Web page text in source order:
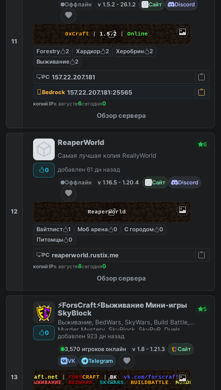
11
Оффлайн
v 1.5.2 - 26.1.2 Сайт Discord
0xCraft | 1.5.2 | Online
Forestry 2 Хардкор 2 Херобрин
2
Выживание
2
PC 157.22.207.181
Bedrock 157.22.207.181:25565
копий IPв августе6сегодня0
Обзор сервера
12
0
ReaperWorld 6
Самая лучшая копия ReallyWorld
добавлен 61 дн назад
Оффлайн
v 1.16.5 - 1.20.4 Сайт Discord
ReaperWorld
Вайтлист 1 Моб арена 0 С городом
0
Питомцы
0
PC reaperworld.rustix.me
копий IPв августе8сегодня0
Обзор сервера
13
0
⚡ForsCraft⚡Выживание Мини-игры
SkyBlock
5
Выживание, BedWars, SkyWars, Build Battle,
Murder Mystery, SkyBlock, SkyPvP, Duels,
HideAndSeek
добавлен 923 дн назад
3,570 игроков онлайн
v 1.8 - 1.21.3
Сайт
VK
Telegram
ForsCraft.net FORSCRAFT ВК:
vk.com/forscraft
ВЫЖИВАНИЕ, BEDWARS, SKYWARS, BUILDBATTLE, MURDERMYSTERY